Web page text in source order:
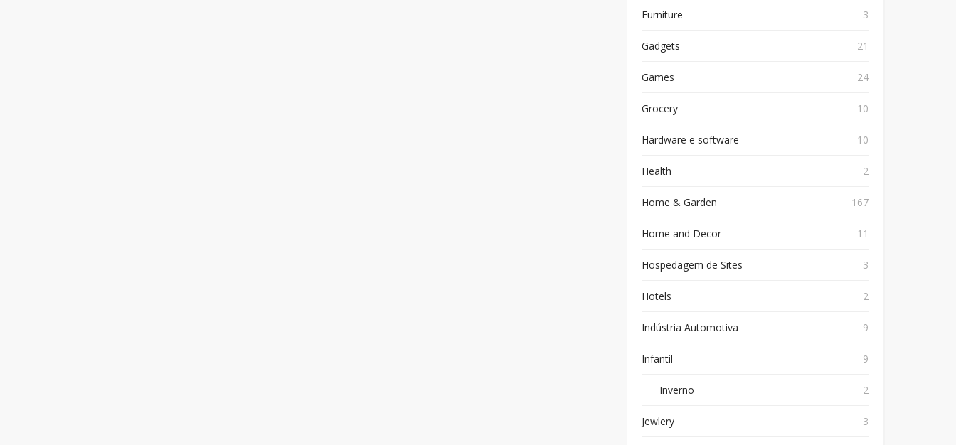
Furniture 3
Gadgets 21
Games 24
Grocery 10
Hardware e software 10
Health 2
Home & Garden 167
Home and Decor 11
Hospedagem de Sites 3
Hotels 2
Indústria Automotiva 9
Infantil 9
Inverno 2
Jewlery 3